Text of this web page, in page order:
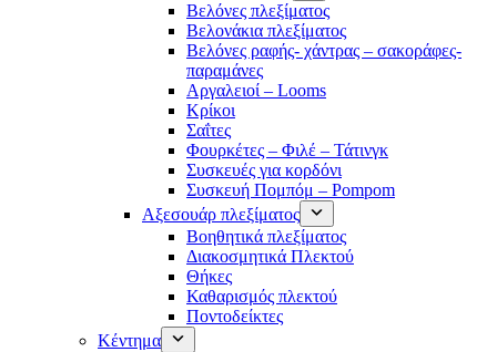
Βελόνες πλεξίματος
Βελονάκια πλεξίματος
Βελόνες ραφής- χάντρας – σακοράφες-
παραμάνες
Αργαλειοί – Looms
Κρίκοι
Σαΐτες
Φουρκέτες – Φιλέ – Τάτινγκ
Συσκευές για κορδόνι
Συσκευή Πομπόμ – Pompom
Αξεσουάρ πλεξίματος
Βοηθητικά πλεξίματος
Διακοσμητικά Πλεκτού
Θήκες
Καθαρισμός πλεκτού
Ποντοδείκτες
Κέντημα